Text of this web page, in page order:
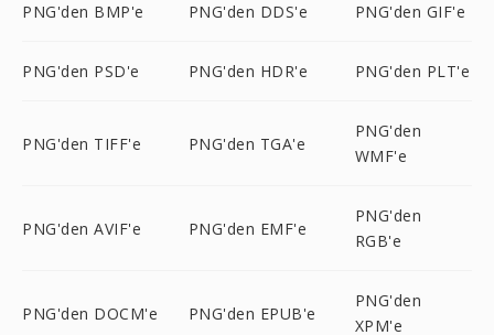
PNG'den BMP'e PNG'den DDS'e PNG'den GIF'e
PNG'den PSD'e PNG'den HDR'e PNG'den PLT'e
PNG'den TIFF'e PNG'den TGA'e
PNG'den
WMF'e
PNG'den AVIF'e PNG'den EMF'e
PNG'den
RGB'e
PNG'den DOCM'e PNG'den EPUB'e
PNG'den
XPM'e